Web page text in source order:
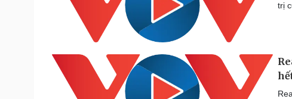
trị